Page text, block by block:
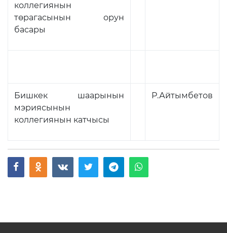
коллегиянын
төрагасынын орун
басары
Бишкек шаарынын
мэриясынын
коллегиянын катчысы
Р.Айтымбетов